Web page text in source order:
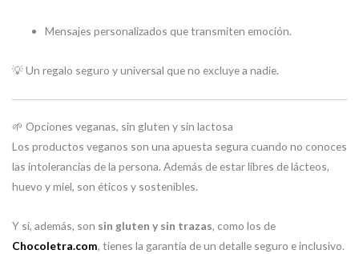
Mensajes personalizados que transmiten emoción.
💡 Un regalo seguro y universal que no excluye a nadie.
🌱 Opciones veganas, sin gluten y sin lactosa
Los productos veganos son una apuesta segura cuando no conoces
las intolerancias de la persona. Además de estar libres de lácteos,
huevo y miel, son éticos y sostenibles.
Y si, además, son sin gluten y sin trazas, como los de
Chocoletra.com, tienes la garantía de un detalle seguro e inclusivo.